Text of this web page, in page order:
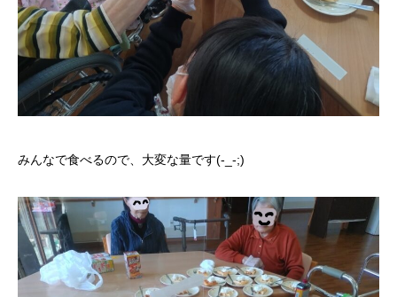
みんなで食べるので、大変な量です(-_-;)